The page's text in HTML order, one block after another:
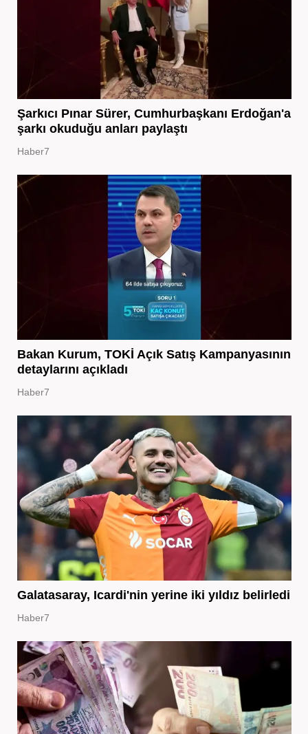
Şarkıcı Pınar Sürer, Cumhurbaşkanı Erdoğan'a
şarkı okuduğu anları paylaştı
Haber7
Bakan Kurum, TOKİ Açık Satış Kampanyasının
detaylarını açıkladı
Haber7
Galatasaray, Icardi'nin yerine iki yıldız belirledi
Haber7